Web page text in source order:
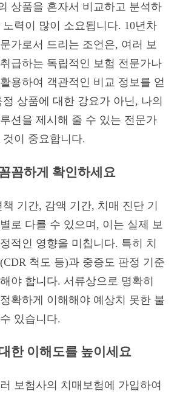
상품을 혼자서 비교하고 분석하
력이 많이 소요됩니다. 10년차
가로서 드리는 조언은, 여러 보
급하는 독립적인 보험 전문가나
용하여 객관적인 비교 정보를 얻
상품에 대한 강요가 아닌, 나의
션을 제시해 줄 수 있는 전문가
이 중요합니다.
꼼하게 확인하세요
책 기간, 감액 기간, 치매 진단 기
로 다를 수 있으며, 이는 실제 보
적인 영향을 미칩니다. 특히 치
척도 등)과 중증도 판정 기준
야 합니다. 서류상으로 명확히
확하게 이해해야 예상치 못한 불
있습니다.
한 이해도를 높이세요
보험사의 치매보험에 가입하여